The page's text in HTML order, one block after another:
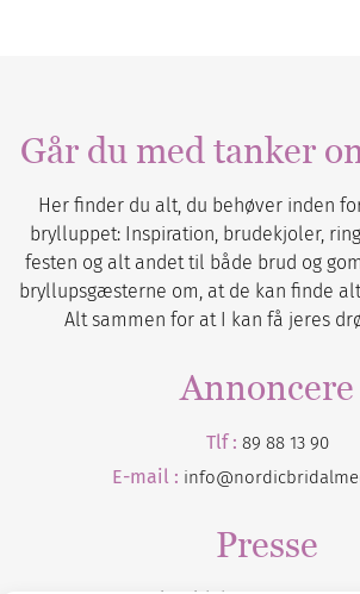
Går du med tanker
Her finder du alt, du behøver inden
brylluppet: Inspiration, brudekjoler,
festen og alt andet til både brud og
bryllupsgæsterne om, at de kan finde
Alt sammen for at I kan få jeres
Annoncere
Tlf : 89 88 13 90
E-mail :
Presse